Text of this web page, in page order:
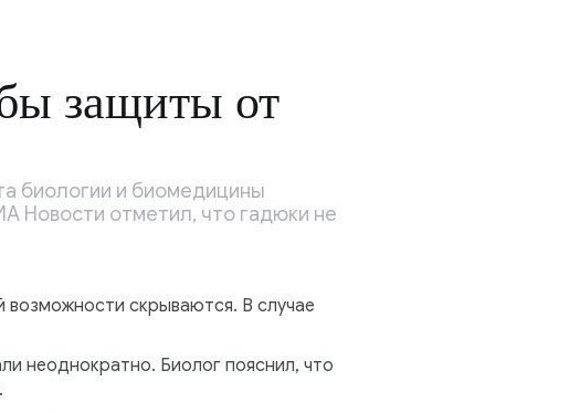
защиты от
биологии и биомедицины
Новости отметил, что гадюки не
скрываются. В случае
неоднократно. Биолог пояснил, что